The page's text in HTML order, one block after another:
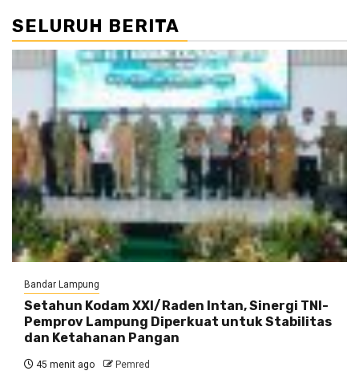
SELURUH BERITA
Bandar Lampung
Setahun Kodam XXI/Raden Intan, Sinergi TNI-
Pemprov Lampung Diperkuat untuk Stabilitas
dan Ketahanan Pangan
45 menit ago Pemred